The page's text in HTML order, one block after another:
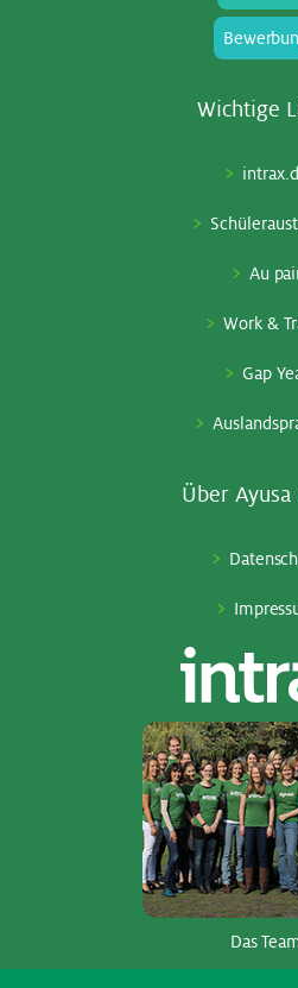
Wich­ti­ge
Au
Work &
Gap
Über Ayu­sa
Das